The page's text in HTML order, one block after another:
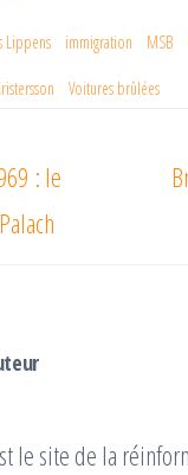
ge
r
Lippens immigration MSB
Voitures brûlées
: le
le site de la